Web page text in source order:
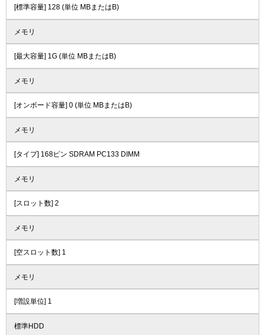
[標準容量] 128 (単位 MBまたはB)
メモリ
[最大容量] 1G (単位 MBまたはB)
メモリ
[オンボード容量] 0 (単位 MBまたはB)
メモリ
[タイプ] 168ピン SDRAM PC133 DIMM
メモリ
[スロット数] 2
メモリ
[空スロット数] 1
メモリ
[増設単位] 1
標準HDD